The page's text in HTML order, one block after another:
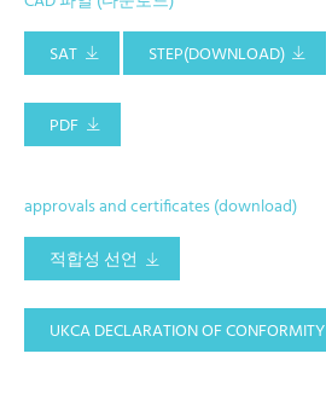
SAT
STEP(DOWNLOAD)
PDF
approvals and certificates (download)
적합성 선언
UKCA DECLARATION OF CONFORMITY